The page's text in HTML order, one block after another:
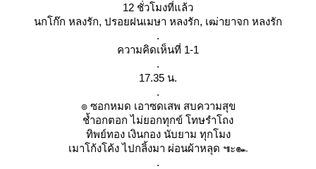
12 ชั่วโมงที่แล้ว
นกโก๊ก หลงรัก, ปรอยฝนเมษา หลงรัก, เฒ่ายาจก หลงรัก
.
ความคิดเห็นที่ 1-1
.
17.35 น.
.
๏ ซอกหมด เอาซดเสพ สบความสุข
ช้ำอกตอก ไม่ยอกทุกข์ โทษรำโถง
ทิพย์ทอง เงินกอง นับยาม ทุกโมง
เมาโก้งโค้ง ไปกลิ้งมา ผ่อนผ้าหลุด ๚ะ๛
.